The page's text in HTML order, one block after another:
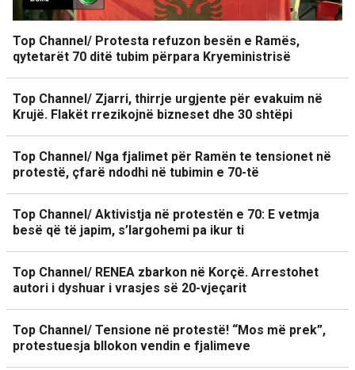
Top Channel/ Protesta refuzon besën e Ramës,
qytetarët 70 ditë tubim përpara Kryeministrisë
Top Channel/ Zjarri, thirrje urgjente për evakuim në
Krujë. Flakët rrezikojnë bizneset dhe 30 shtëpi
Top Channel/ Nga fjalimet për Ramën te tensionet në
protestë, çfarë ndodhi në tubimin e 70-të
Top Channel/ Aktivistja në protestën e 70: E vetmja
besë që të japim, s’largohemi pa ikur ti
Top Channel/ RENEA zbarkon në Korçë. Arrestohet
autori i dyshuar i vrasjes së 20-vjeçarit
Top Channel/ Tensione në protestë! “Mos më prek”,
protestuesja bllokon vendin e fjalimeve